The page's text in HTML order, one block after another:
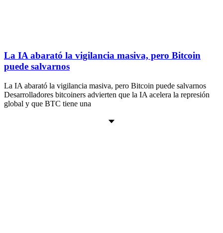
La IA abarató la vigilancia masiva, pero Bitcoin
puede salvarnos
La IA abarató la vigilancia masiva, pero Bitcoin puede salvarnos
Desarrolladores bitcoiners advierten que la IA acelera la represión
global y que BTC tiene una